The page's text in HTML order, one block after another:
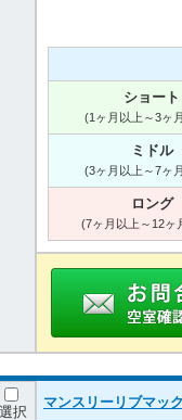
ショート
(1ヶ月以上～3ヶ
ミドル
(3ヶ月以上～7ヶ
ロング
(7ヶ月以上～12ヶ
選択
マンスリーリブマッ